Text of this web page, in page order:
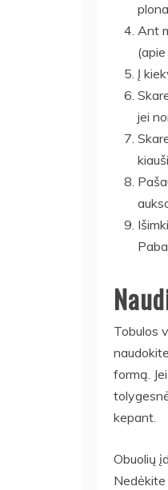
Ant
Į
jei
Tobulos
formą.
kepant.
Obuolių